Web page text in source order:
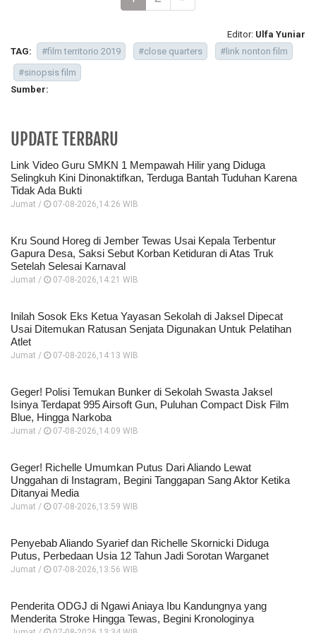
Editor: Ulfa Yuniar
TAG:
#film territorio 2019 #close quarters
#link nonton film
#sinopsis film
Sumber:
UPDATE TERBARU
Link Video Guru SMKN 1 Mempawah Hilir yang Diduga
Selingkuh Kini Dinonaktifkan, Terduga Bantah Tuduhan Karena
Tidak Ada Bukti
Jumat / 07-08-2026,14:26 WIB
Kru Sound Horeg di Jember Tewas Usai Kepala Terbentur
Gapura Desa, Saksi Sebut Korban Ketiduran di Atas Truk
Setelah Selesai Karnaval
Jumat / 07-08-2026,14:21 WIB
Inilah Sosok Eks Ketua Yayasan Sekolah di Jaksel Dipecat
Usai Ditemukan Ratusan Senjata Digunakan Untuk Pelatihan
Atlet
Jumat / 07-08-2026,14:13 WIB
Geger! Polisi Temukan Bunker di Sekolah Swasta Jaksel
Isinya Terdapat 995 Airsoft Gun, Puluhan Compact Disk Film
Blue, Hingga Narkoba
Jumat / 07-08-2026,14:09 WIB
Geger! Richelle Umumkan Putus Dari Aliando Lewat
Unggahan di Instagram, Begini Tanggapan Sang Aktor Ketika
Ditanyai Media
Jumat / 07-08-2026,13:59 WIB
Penyebab Aliando Syarief dan Richelle Skornicki Diduga
Putus, Perbedaan Usia 12 Tahun Jadi Sorotan Warganet
Jumat / 07-08-2026,13:56 WIB
Penderita ODGJ di Ngawi Aniaya Ibu Kandungnya yang
Menderita Stroke Hingga Tewas, Begini Kronologinya